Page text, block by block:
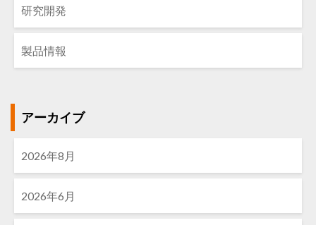
研究開発
製品情報
アーカイブ
2026年8月
2026年6月